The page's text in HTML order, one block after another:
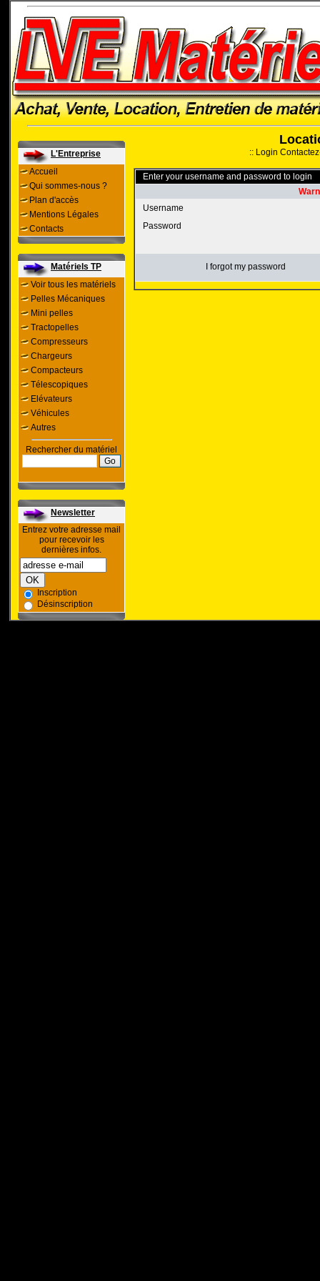
L'Entreprise
Accueil
Qui sommes-nous ?
Plan d'accès
Mentions Légales
Contacts
Matériels TP
Voir tous les matériels
Pelles Mécaniques
Mini pelles
Tractopelles
Compresseurs
Chargeurs
Compacteurs
Télescopiques
Elévateurs
Véhicules
Autres
Rechercher du matériel
Newsletter
Entrez votre adresse mail
pour recevoir les
dernières infos.
Inscription
Désinscription
:: Login
Enter your username and password to login
Username
Password
I forgot my password